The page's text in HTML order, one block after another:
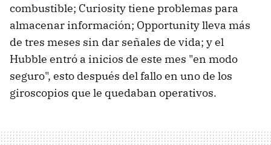
combustible; Curiosity tiene problemas para
almacenar información; Opportunity lleva más
de tres meses sin dar señales de vida; y el
Hubble entró a inicios de este mes "en modo
seguro", esto después del fallo en uno de los
giroscopios que le quedaban operativos.